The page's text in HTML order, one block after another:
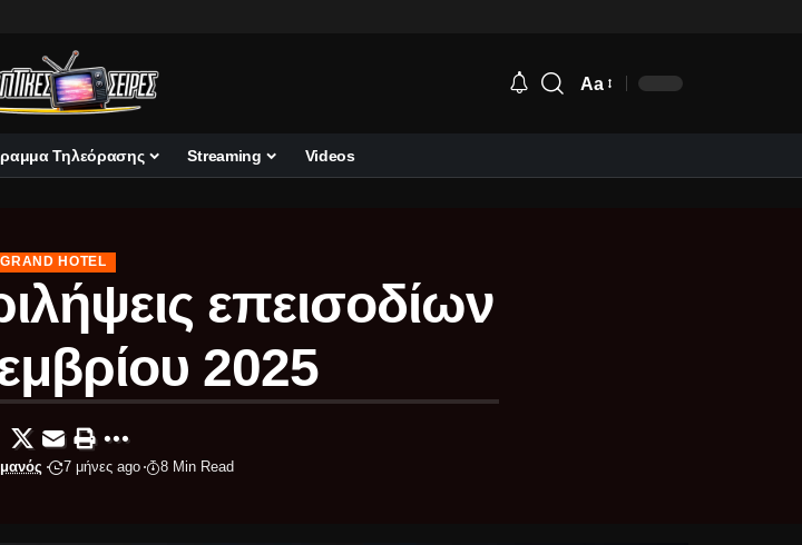
Aa
Τηλεόρασης Streaming Videos
GRAND HOTEL
επεισοδίων
2025
7 μήνες ago 8 Min Read